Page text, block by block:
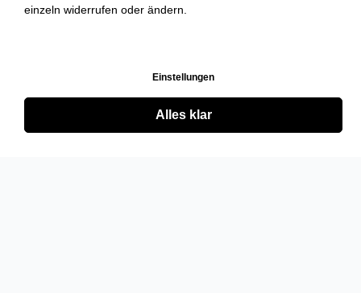
einzeln widerrufen oder ändern.
Einstellungen
Alles klar